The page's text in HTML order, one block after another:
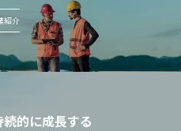
紹介
的に成長する